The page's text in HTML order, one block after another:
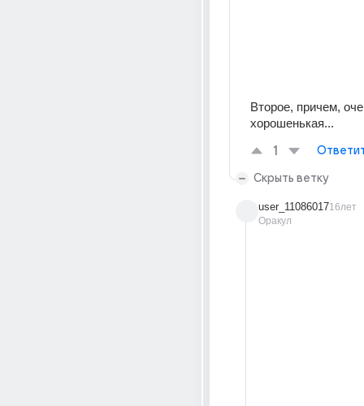
Второе, причем,
хорошенькая...
1
Скрыть ветку
user_11086017
Оракул
16лет